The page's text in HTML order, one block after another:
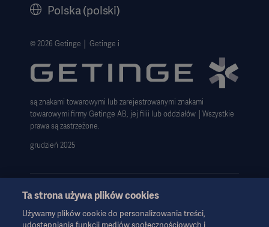
Polityka prywatności strony internetowej
Zastrzeżenie dotyczące korzystania z witryny
Informacja o plikach cookie
Deklaracja zgodności z GDPR
Strategia podatkowa 2023
Polska (polski)
© 2026 Getinge │ Getinge i
są znakami towarowymi lub zarejestrowanymi znakami
towarowymi firmy Getinge AB, jej filii lub oddziałów │Wszystkie
prawa są zastrzeżone.
grudzień 2025
Informacje te są przeznaczone wyłącznie dla pracowników służby
Ta strona używa plików cookies
Używamy plików cookie do personalizowania treści,
udostępniania funkcji mediów społecznościowych i